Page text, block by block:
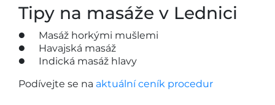
Tipy na masáže v Lednici
Masáž horkými mušlemi
Havajská masáž
Indická masáž hlavy
Podívejte se na aktuální ceník procedur